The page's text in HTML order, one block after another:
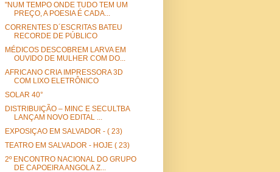
"NUM TEMPO ONDE TUDO TEM UM
PREÇO, A POESIA É CADA...
CORRENTES D´ESCRITAS BATEU
RECORDE DE PÚBLICO
MÉDICOS DESCOBREM LARVA EM
OUVIDO DE MULHER COM DO...
AFRICANO CRIA IMPRESSORA 3D
COM LIXO ELETRÔNICO
SOLAR 40°
DISTRIBUIÇÃO – MINC E SECULTBA
LANÇAM NOVO EDITAL ...
EXPOSIÇAO EM SALVADOR - ( 23)
TEATRO EM SALVADOR - HOJE ( 23)
2º ENCONTRO NACIONAL DO GRUPO
DE CAPOEIRA ANGOLA Z...